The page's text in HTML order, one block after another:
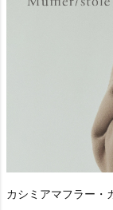
カシミアマフラー・